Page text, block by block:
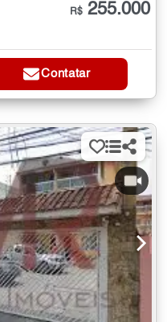
R$ 255.000
Contatar